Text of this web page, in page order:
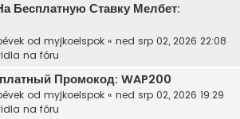
Бесплатную Ставку Мелбет:
od myjkoelspok « ned srp 02, 2026 22:08
na fóru
Промокод: WAP200
od myjkoelspok « ned srp 02, 2026 19:29
na fóru